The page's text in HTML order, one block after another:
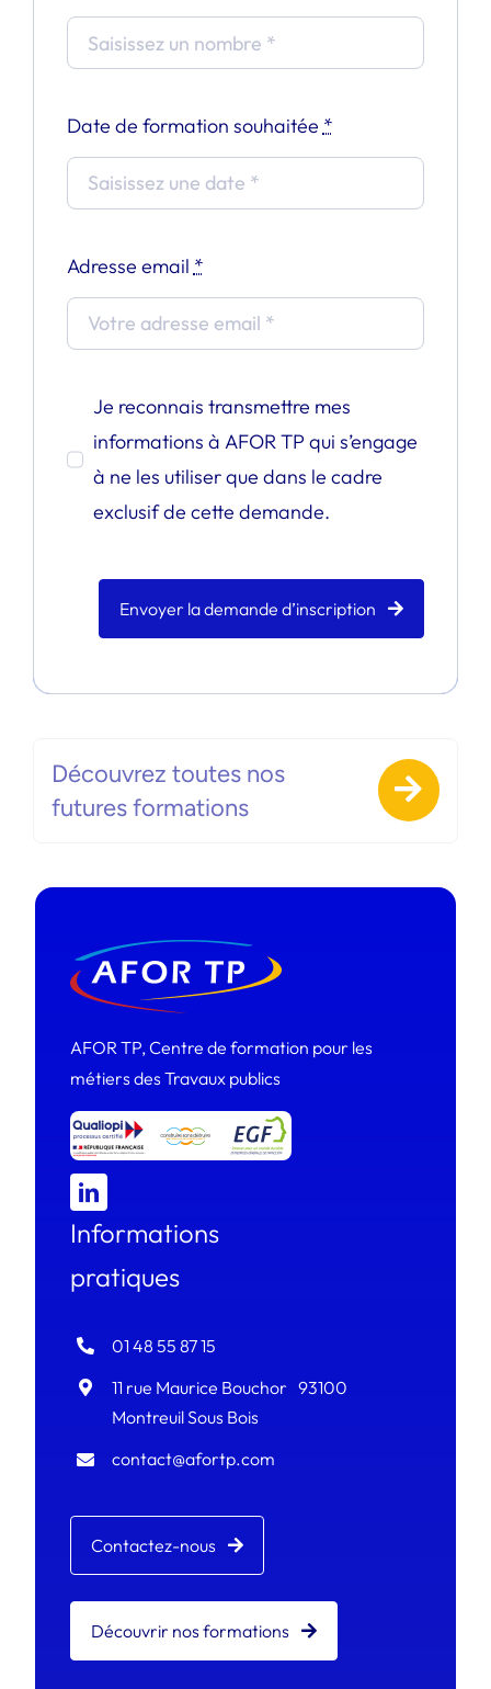
Date de formation souhaitée *
Adresse email *
Je reconnais transmettre mes
informations à AFOR TP qui s’engage
à ne les utiliser que dans le cadre
exclusif de cette demande.
Envoyer la demande d’inscription
Découvrez toutes nos
futures formations
AFOR TP, Centre de formation pour les
métiers des Travaux publics
Contactez-nous
Découvrir nos formations
Informations
pratiques
01 48 55 87 15
11 rue Maurice Bouchor 93100
Montreuil Sous Bois
contact@afortp.com